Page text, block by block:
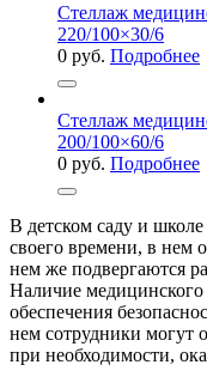
Стеллаж
220/100×30/6
0 руб. Подробнее
Стеллаж
200/100×60/6
0 руб. Подробнее
В детском саду и школе
своего времени, в нем
нем же подвергаются
Наличие
обеспечения
нем сотрудники могут
при необходимости,